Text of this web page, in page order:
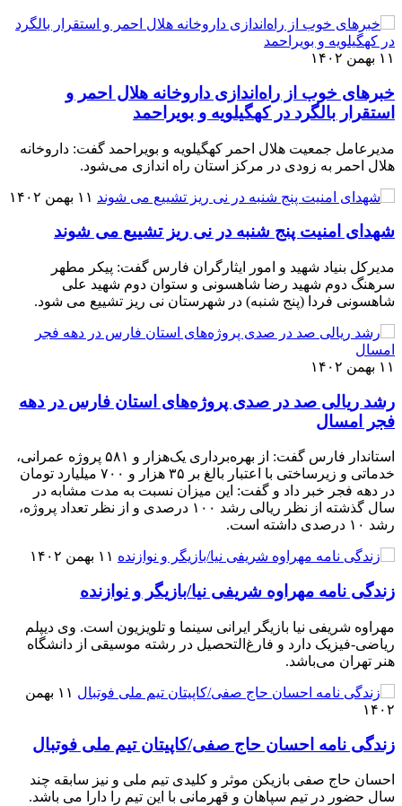
۱۱ بهمن ۱۴۰۲
خبرهای خوب از راه‌اندازی داروخانه هلال احمر و
استقرار بالگرد در کهگیلویه و بویراحمد
مدیرعامل جمعیت هلال احمر کهگیلویه و بویراحمد گفت: داروخانه
هلال احمر به زودی در مرکز استان راه اندازی می‌شود.
۱۱ بهمن ۱۴۰۲
شهدای امنیت پنج شنبه در نی ریز تشییع می شوند
مدیرکل بنیاد شهید و امور ایثارگران فارس گفت: پیکر مطهر
سرهنگ دوم شهید رضا شاهسونی و ستوان دوم شهید علی
شاهسونی فردا (پنج شنبه) در شهرستان نی ریز تشییع می شود.
۱۱ بهمن ۱۴۰۲
رشد ریالی صد در صدی پروژه‌های استان فارس در دهه
فجر امسال
استاندار فارس گفت: از بهره‌برداری یک‌هزار و ۵۸۱ پروژه عمرانی،
خدماتی و زیرساختی با اعتبار بالغ بر ۳۵ هزار و ۷۰۰ میلیارد تومان
در دهه فجر خبر داد و گفت: این میزان نسبت به مدت مشابه در
سال گذشته از نظر ریالی رشد ۱۰۰ درصدی و از نظر تعداد پروژه،
رشد ۱۰ درصدی داشته است.
۱۱ بهمن ۱۴۰۲
زندگی نامه مهراوه شریفی نیا/بازیگر و نوازنده
مهراوه شریفی‌ نیا بازیگر ایرانی سینما و تلویزیون است. وی دیپلم
ریاضی-فیزیک دارد و فارغ‌التحصیل در رشته موسیقی از دانشگاه
هنر تهران می‌باشد.
۱۱ بهمن
۱۴۰۲
زندگی نامه احسان حاج صفی/کاپیتان تیم ملی فوتبال
احسان حاج صفی بازیکن موثر و کلیدی تیم ملی و نیز سابقه چند
سال حضور در تیم سپاهان و قهرمانی با این تیم را دارا می باشد.